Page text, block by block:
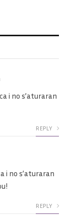
i no s’aturaran
REPLY
i no s’aturaran
REPLY